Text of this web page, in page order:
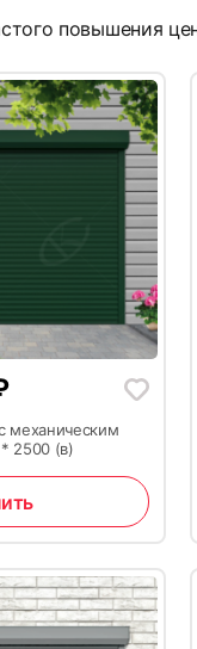
повышения
механическим
2500 (в)